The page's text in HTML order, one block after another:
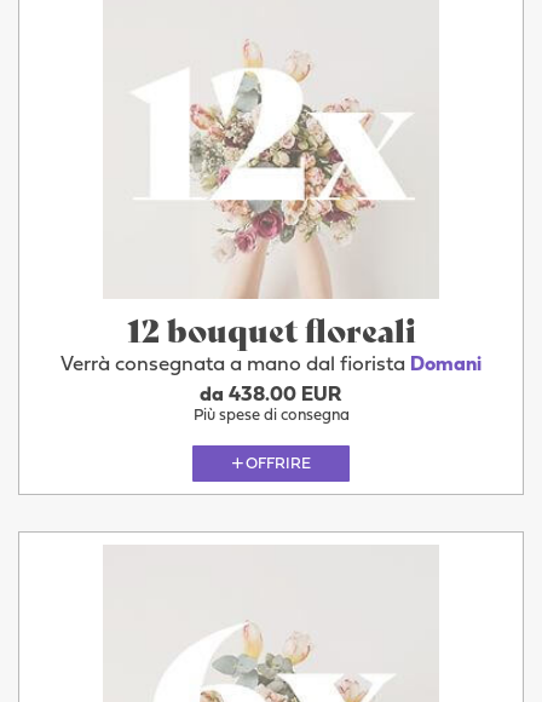
12 bouquet floreali
Verrà consegnata a mano dal fiorista Domani
da 438.00 EUR
Più spese di consegna
OFFRIRE